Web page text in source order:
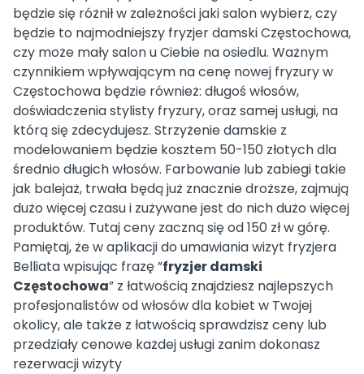
będzie się różnił w zależności jaki salon wybierz, czy
będzie to najmodniejszy fryzjer damski Częstochowa,
czy może mały salon u Ciebie na osiedlu. Ważnym
czynnikiem wpływającym na cenę nowej fryzury w
Częstochowa będzie również: długoś włosów,
doświadczenia stylisty fryzury, oraz samej usługi, na
którą się zdecydujesz. Strzyżenie damskie z
modelowaniem będzie kosztem 50-150 złotych dla
średnio długich włosów. Farbowanie lub zabiegi takie
jak balejaż, trwała będą już znacznie droższe, zajmują
dużo więcej czasu i zużywane jest do nich dużo więcej
produktów. Tutaj ceny zaczną się od 150 zł w górę.
Pamiętaj, że w aplikacji do umawiania wizyt fryzjera
Belliata wpisując frazę ”fryzjer damski
Częstochowa” z łatwością znajdziesz najlepszych
profesjonalistów od włosów dla kobiet w Twojej
okolicy, ale także z łatwością sprawdzisz ceny lub
przedziały cenowe każdej usługi zanim dokonasz
rezerwacji wizyty